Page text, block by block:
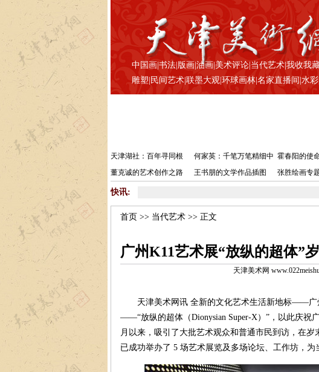
中国画 书法| 版画 油画 |美术评论| 当代艺术| 我收我
雕塑 民间艺术| 联墨大观| 环球画林| 名家直播间 水彩|
天津湖社：百年寻同根 何家英：千笔万笔精细中 霍春阳的使
董克诚的艺术创作之路
王书朋的文学作品插图 张胜绘画专
快讯:
首页 >> 当代艺术>> 正文
广州K11艺术展“放纵的超体”
天津美术网
天津美术网讯 全新的文化艺术生活新地标——广州
——“放纵的超体（Dionysian Super-X）”，以此庆祝
月以来，吸引了大批艺术观众和普通市民到访，在岁
已成功举办了 5 场艺术展览及多场论坛、工作坊，为